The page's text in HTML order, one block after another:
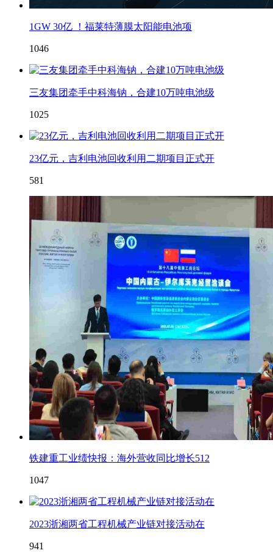
1GW 30亿 ！福莱特薄膜太阳能电池项
1046
三友集团牵手中科海钠，合建10万吨电池级
1025
23亿元，吉利电池回收利用二期项目正式开
581
铁建重工业绩快报：海外营收同比增长512
1047
2023浙湘两省工程机械产业链对接活动在
941